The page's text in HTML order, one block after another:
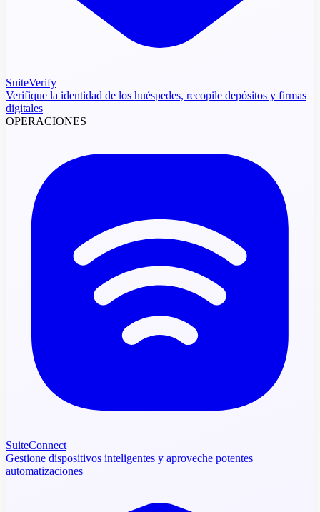
SuiteVerify
Verifique la identidad de los huéspedes, recopile depósitos y firmas
digitales
OPERACIONES
SuiteConnect
Gestione dispositivos inteligentes y aproveche potentes
automatizaciones